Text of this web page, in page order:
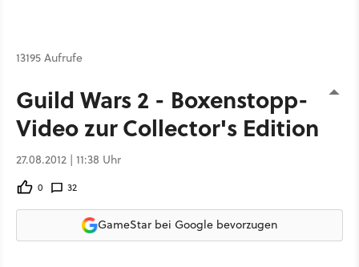
13195 Aufrufe
Guild Wars 2 - Boxenstopp-
Video zur Collector's Edition
27.08.2012 | 11:38 Uhr
0 32
GameStar bei Google bevorzugen